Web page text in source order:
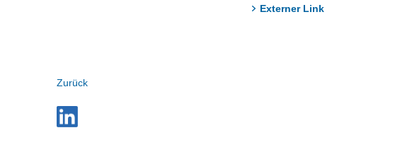
Externer Link
Zurück